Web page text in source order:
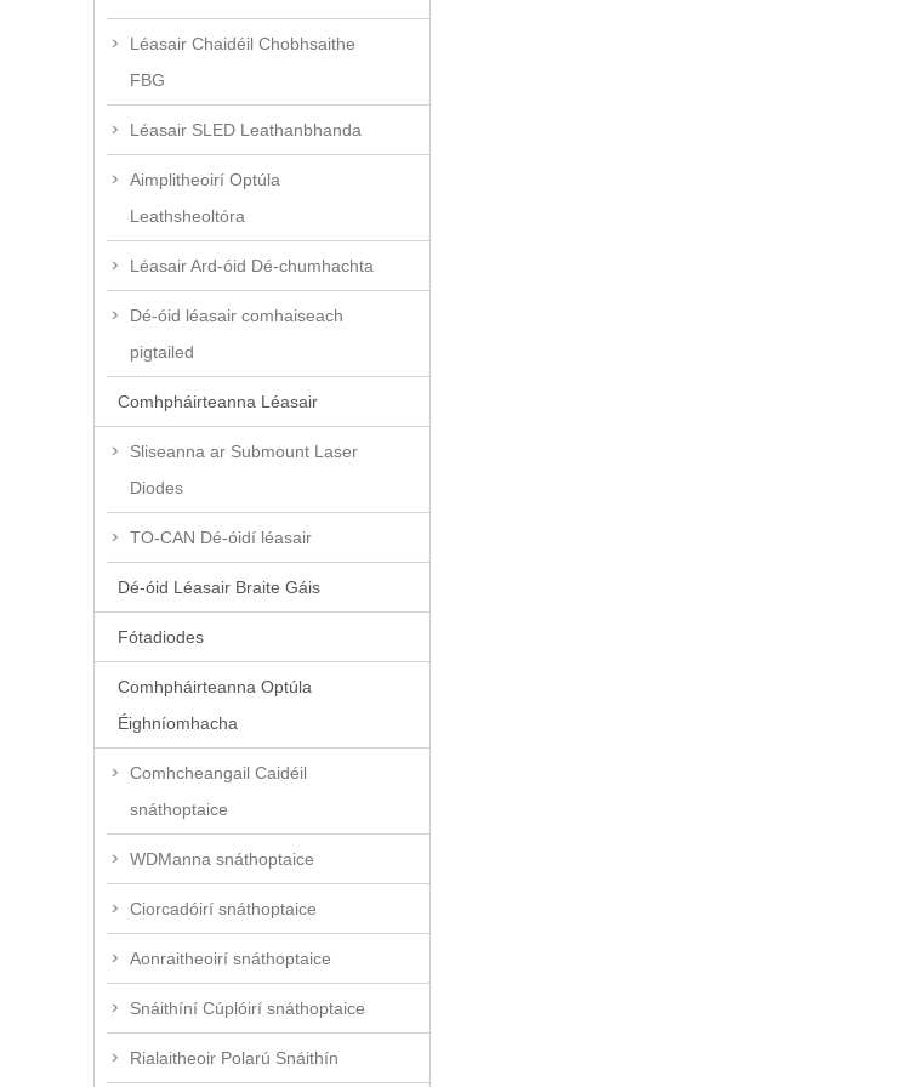
Léasair Chaidéil Chobhsaithe
FBG
Léasair SLED Leathanbhanda
Aimplitheoirí Optúla
Leathsheoltóra
Léasair Ard-óid Dé-chumhachta
Dé-óid léasair comhaiseach
pigtailed
Comhpháirteanna Léasair
Sliseanna ar Submount Laser
Diodes
TO-CAN Dé-óidí léasair
Dé-óid Léasair Braite Gáis
Fótadiodes
Comhpháirteanna Optúla
Éighníomhacha
Comhcheangail Caidéil
snáthoptaice
WDManna snáthoptaice
Ciorcadóirí snáthoptaice
Aonraitheoirí snáthoptaice
Snáithíní Cúplóirí snáthoptaice
Rialaitheoir Polarú Snáithín